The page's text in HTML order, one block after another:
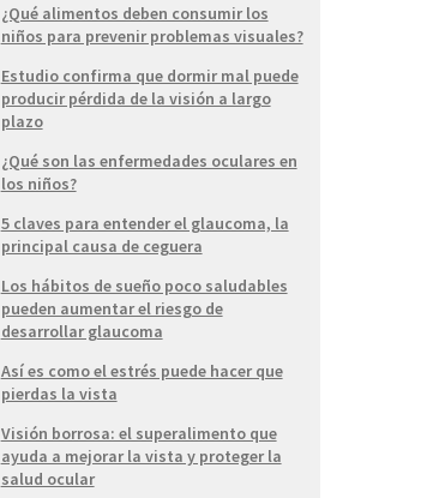
¿Qué alimentos deben consumir los
niños para prevenir problemas visuales?
Estudio confirma que dormir mal puede
producir pérdida de la visión a largo
plazo
¿Qué son las enfermedades oculares en
los niños?
5 claves para entender el glaucoma, la
principal causa de ceguera
Los hábitos de sueño poco saludables
pueden aumentar el riesgo de
desarrollar glaucoma
Así es como el estrés puede hacer que
pierdas la vista
Visión borrosa: el superalimento que
ayuda a mejorar la vista y proteger la
salud ocular